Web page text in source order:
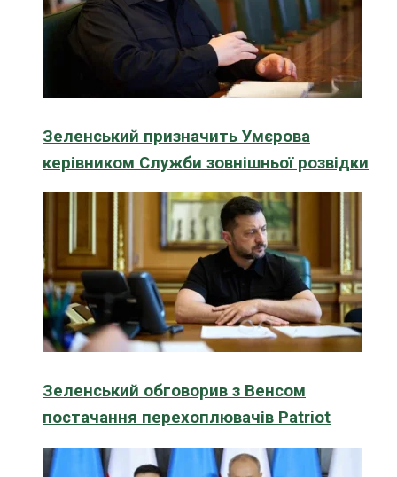
Зеленський призначить Умєрова
керівником Служби зовнішньої розвідки
Зеленський обговорив з Венсом
постачання перехоплювачів Patriot